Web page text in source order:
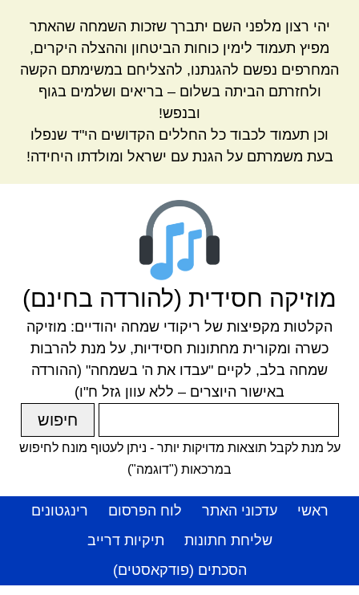
יהי רצון מלפני השם יתברך שזכות השמחה שהאתר
מפיץ תעמוד לימין כוחות הביטחון וההצלה היקרים,
המחרפים נפשם להגנתנו, להצליחם במשימתם הקשה
ולחזרתם הביתה בשלום – בריאים ושלמים בגוף
ובנפש!
וכן תעמוד לכבוד כל החללים הקדושים הי"ד שנפלו
בעת משמרתם על הגנת עם ישראל ומולדתו היחידה!
מוזיקה חסידית (להורדה בחינם)
הקלטות מקפיצות של ריקודי שמחה יהודיים: מוזיקה
כשרה ומקורית מחתונות חסידיות, על מנת להרבות
שמחה בלב, לקיים "עבדו את ה' בשמחה" (ההורדה
באישור היוצרים – ללא עוון גזל ח"ו)
על מנת לקבל תוצאות מדויקות יותר - ניתן לעטוף מונח לחיפוש
במרכאות ("דוגמה")
ראשי עדכוני האתר לוח הפרסום
רינגטונים
שליחת חתונות
תיקיות דרייב
הסכתים (פודקאסטים)